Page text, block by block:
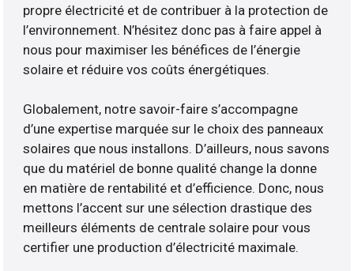
propre électricité et de contribuer à la protection de
l’environnement. N’hésitez donc pas à faire appel à
nous pour maximiser les bénéfices de l’énergie
solaire et réduire vos coûts énergétiques.
Globalement, notre savoir-faire s’accompagne
d’une expertise marquée sur le choix des panneaux
solaires que nous installons. D’ailleurs, nous savons
que du matériel de bonne qualité change la donne
en matière de rentabilité et d’efficience. Donc, nous
mettons l’accent sur une sélection drastique des
meilleurs éléments de centrale solaire pour vous
certifier une production d’électricité maximale.